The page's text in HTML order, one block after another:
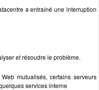
a entraîné une interruption
et résoudre le problème.
mutualisés, certains serveurs
services interne